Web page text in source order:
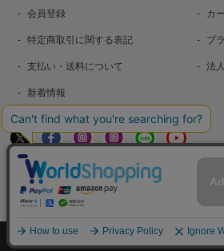
会員登録 カ
特定商取引に関する表記 プ
支払い・送料について 法
新着情報
©2024 PRAIRIE DOG.